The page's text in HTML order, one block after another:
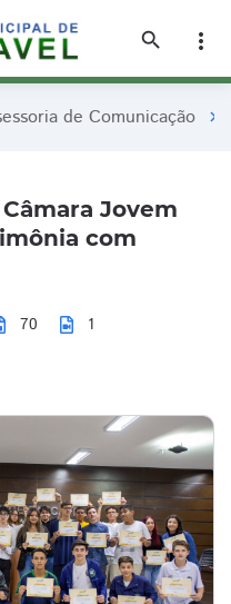
search
more_vert
de Comunicação chevron_right
Jovem
com
70
1